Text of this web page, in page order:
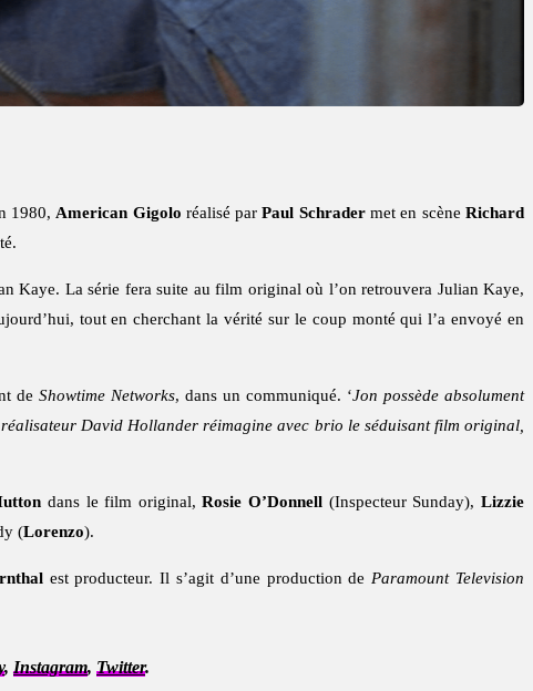
1980, American Gigolo réalisé parPaul Schradermet en scène Richard
Kaye. La série fera suite au film original où l’on retrouvera Julian Kaye,
tout en cherchant la vérité sur le coup monté qui l’a envoyé en
de Showtime Networks, dans un communiqué. ‘Jon possède absolument
David Hollander réimagine avec brio le séduisant film original,
dans le film original,Rosie O’Donnell (Inspecteur Sunday),Lizzie
(Lorenzo).
est producteur. Il s’agit d’une production de Paramount Television
, Instagram, Twitter.